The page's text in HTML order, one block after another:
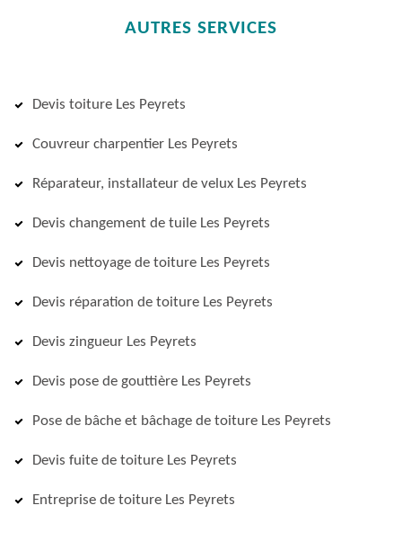
AUTRES SERVICES
Devis toiture Les Peyrets
Couvreur charpentier Les Peyrets
Réparateur, installateur de velux Les Peyrets
Devis changement de tuile Les Peyrets
Devis nettoyage de toiture Les Peyrets
Devis réparation de toiture Les Peyrets
Devis zingueur Les Peyrets
Devis pose de gouttière Les Peyrets
Pose de bâche et bâchage de toiture Les Peyrets
Devis fuite de toiture Les Peyrets
Entreprise de toiture Les Peyrets